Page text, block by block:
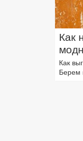
Как
Как
Берем